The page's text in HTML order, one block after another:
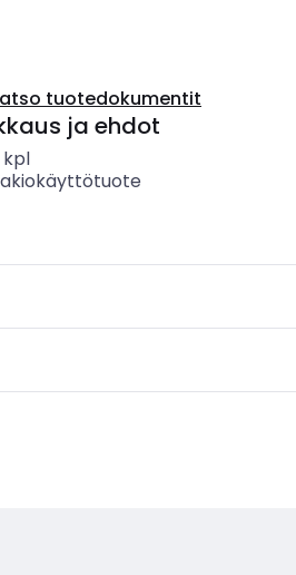
tuotedokumentit
ja ehdot
kpl